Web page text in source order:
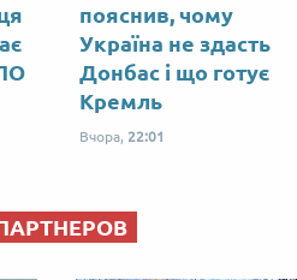
пояснив, чому
Україна не здасть
Донбас і що готує
Кремль
Вчора, 22:01